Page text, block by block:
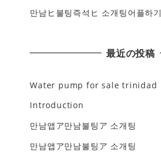
만남ヒ불팅즉석ヒ 소개팅어플하기
最近の投稿
Water pump for sale trinidad
Introduction
만남앱ア만남불팅ア 소개팅
만남앱ア만남불팅ア 소개팅